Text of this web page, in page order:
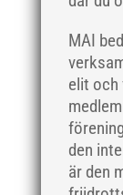
MAI
elit och
den
är den
april 2018
mars 2018
februari 2018
januari 2018
december
november